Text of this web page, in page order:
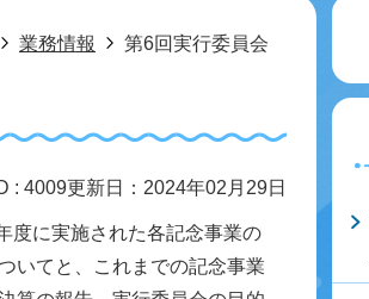
業務情報 第6回実行委員会
: 4009更新日：2024年02月29日
度に実施された各記念事業の
いてと、これまでの記念事業